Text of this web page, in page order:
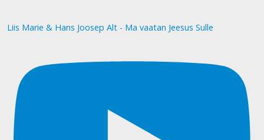
Liis Marie & Hans Joosep Alt - Ma vaatan Jeesus Sulle